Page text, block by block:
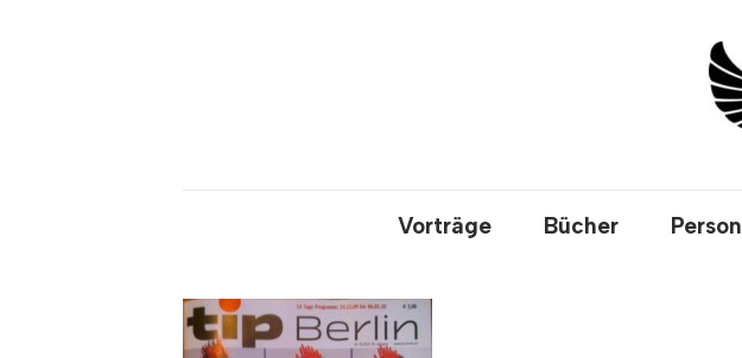
Vorträge Bücher Person